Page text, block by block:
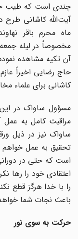
چندى است که طیب
آیت‌اللّه‌ کاشانى طرح
ماه محرم باقر
مخصوصاً در لیله جمعه
آن تکیه مشاهده
حاج رضایى اخیراً
کاشانى براى علماء
مسؤول ساواک در این
مراقبت کامل به عمل
ساواک نیز در ذیل
تحقیق به عمل خواهم
است که حتى در
اعتقادى خود را رها
را با خدا هرگز قطع
باعث نجات شما
حرکت به سوى نور